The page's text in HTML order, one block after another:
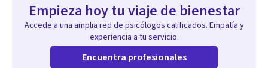
Empieza hoy tu viaje de bienestar
Accede a una amplia red de psicólogos calificados. Empatía y
experiencia a tu servicio.
Encuentra profesionales